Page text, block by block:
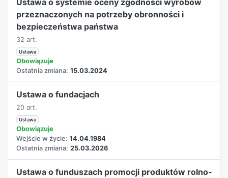
przeznaczonych na potrzeby obronności i
bezpieczeństwa państwa
32 art.
Ustawa
Obowiązuje
Ostatnia zmiana: 15.03.2024
Ustawa o fundacjach
20 art.
Ustawa
Obowiązuje
Wejście w życie: 14.04.1984
Ostatnia zmiana: 25.03.2026
Ustawa o funduszach promocji produktów rolno-